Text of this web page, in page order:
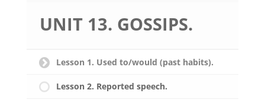
UNIT 13. GOSSIPS.
Lesson 1. Used to/would (past habits).
Lesson 2. Reported speech.